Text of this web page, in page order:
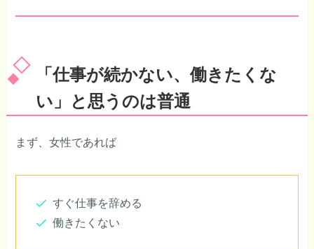
「仕事が続かない、働きたくな
い」と思うのは普通
まず、女性であれば
すぐ仕事を辞める
働きたくない